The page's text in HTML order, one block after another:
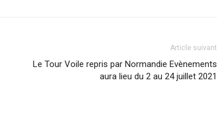
Article suivant
Le Tour Voile repris par Normandie Evènements
aura lieu du 2 au 24 juillet 2021